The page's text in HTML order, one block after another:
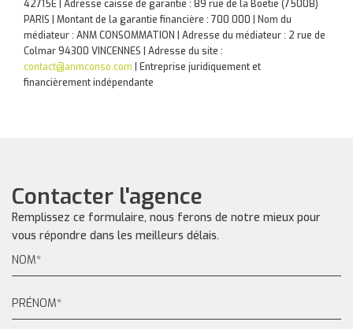
42715E | Adresse caisse de garantie : 89 rue de la Boetie (75008)
PARIS | Montant de la garantie financière : 700 000 | Nom du
médiateur : ANM CONSOMMATION | Adresse du médiateur : 2 rue de
Colmar 94300 VINCENNES | Adresse du site :
contact@anmconso.com
Entreprise juridiquement et
financièrement indépendante
Contacter l'agence
Remplissez ce formulaire, nous ferons de notre mieux pour
vous répondre dans les meilleurs délais.